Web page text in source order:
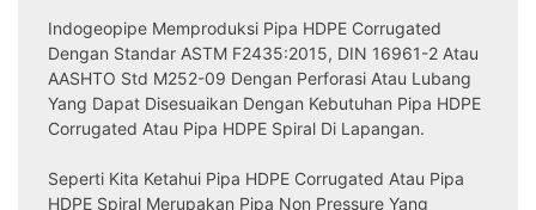
Indogeopipe Memproduksi Pipa HDPE Corrugated
Dengan Standar ASTM F2435:2015, DIN 16961-2 Atau
AASHTO Std M252-09 Dengan Perforasi Atau Lubang
Yang Dapat Disesuaikan Dengan Kebutuhan Pipa HDPE
Corrugated Atau Pipa HDPE Spiral Di Lapangan.
Seperti Kita Ketahui Pipa HDPE Corrugated Atau Pipa
HDPE Spiral Merupakan Pipa Non Pressure Yang